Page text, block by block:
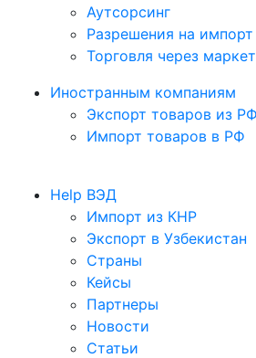
Аутсорсинг
Разрешения на импорт
Торговля через
Иностранным компаниям
Экспорт товаров из РФ
Импорт товаров в РФ
Help ВЭД
Импорт из КНР
Экспорт в Узбекистан
Cтраны
Кейсы
Партнеры
Новости
Статьи